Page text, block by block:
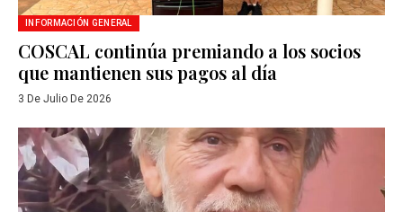
INFORMACIÓN GENERAL
COSCAL continúa premiando a los socios
que mantienen sus pagos al día
3 De Julio De 2026